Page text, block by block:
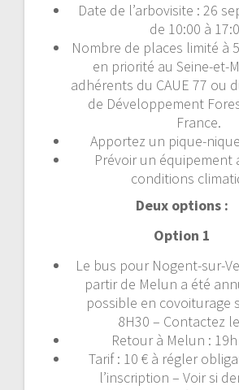
Date de l’arbovisite : 26
de 10:00 à
Nombre de places limité à
en priorité au Seine-et-
adhérents du CAUE 77 ou
de Développement
France.
Apportez un pique-
Prévoir un équipement
conditions
Deux options :
Option 1
Le bus pour Nogent-sur-
partir de Melun a été
possible en covoiturage
8H30 – Contactez
Retour à Melun :
Tarif : 10 € à régler
l’inscription – Voir si